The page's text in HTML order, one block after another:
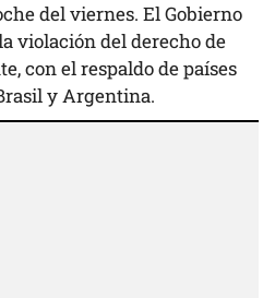
del viernes. El Gobierno
violación del derecho de
con el respaldo de países
y Argentina.